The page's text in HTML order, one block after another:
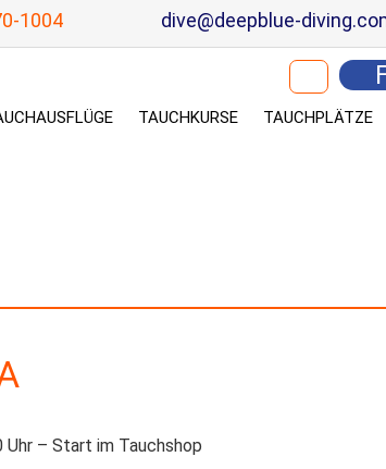
1004 dive@deepblue-
Suchen
TAUCHKURSE TAUCHPLÄTZE
Uhr – Start im Tauchshop